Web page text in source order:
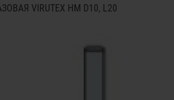
VIRUTEX HM D10, L20